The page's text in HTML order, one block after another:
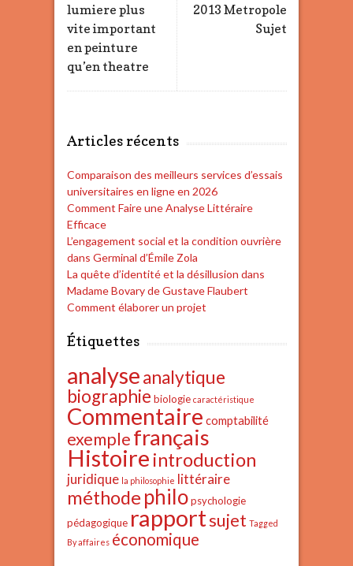
2013 Metropole
Sujet
lumiere plus
vite important
en peinture
qu’en theatre
Articles récents
Comparaison des meilleurs services d’essais
universitaires en ligne en 2026
Comment Faire une Analyse Littéraire
Efficace
L’engagement social et la condition ouvrière
dans Germinal d’Émile Zola
La quête d’identité et la désillusion dans
Madame Bovary de Gustave Flaubert
Comment élaborer un projet
Étiquettes
analyseanalytique
biographie biologie caractéristique
Commentaire comptabilité
exemplefrançais
Histoire introduction
juridique la philosophie littéraire
méthode philo psychologie
pédagogique rapportsujet Tagged
By affaires économique